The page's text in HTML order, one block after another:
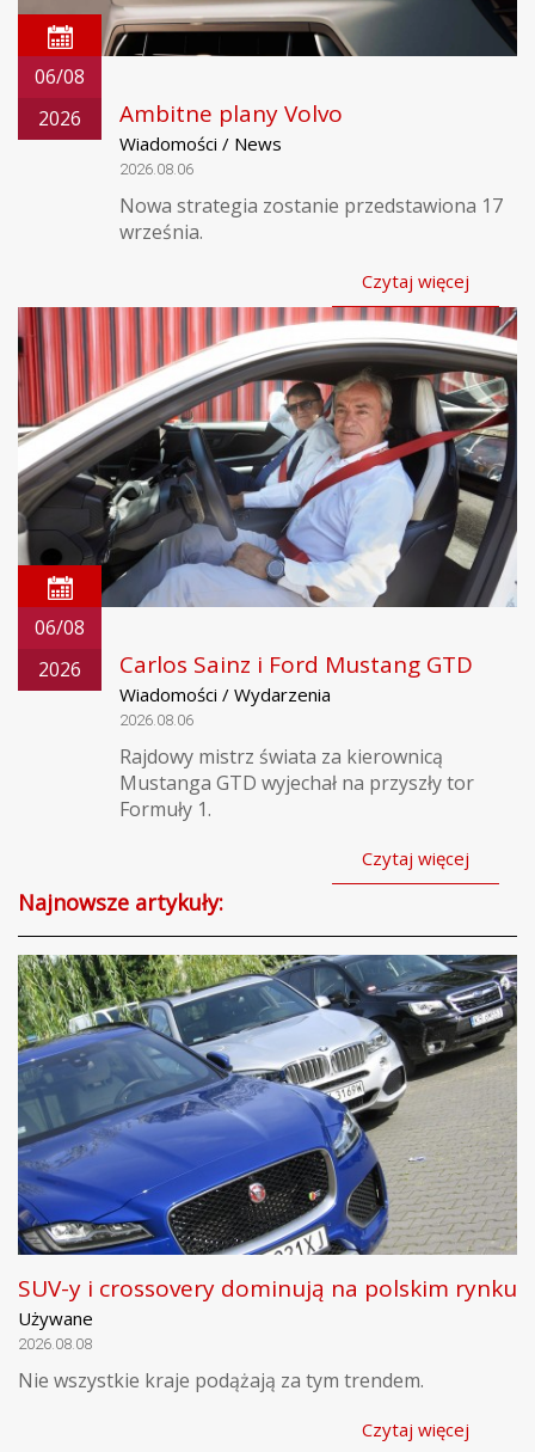
06/08
2026
Ambitne plany Volvo
Wiadomości / News
2026.08.06
Nowa strategia zostanie przedstawiona 17
września.
Czytaj więcej
06/08
2026
Carlos Sainz i Ford Mustang GTD
Wiadomości / Wydarzenia
2026.08.06
Rajdowy mistrz świata za kierownicą
Mustanga GTD wyjechał na przyszły tor
Formuły 1.
Czytaj więcej
Najnowsze artykuły:
SUV-y i crossovery dominują na polskim rynku
Używane
2026.08.08
Nie wszystkie kraje podążają za tym trendem.
Czytaj więcej